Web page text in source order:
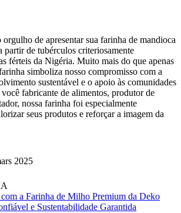
de apresentar sua farinha de mandioca
partir de tubérculos criteriosamente
férteis da Nigéria. Muito mais do que apenas
simboliza nosso compromisso com a
sustentável e o apoio às comunidades
fabricante de alimentos, produtor de
nossa farinha foi especialmente
seus produtos e reforçar a imagem da
2025
a Farinha de Milho Premium da Deko
e Sustentabilidade Garantida